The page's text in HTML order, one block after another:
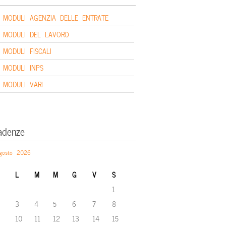
MODULI AGENZIA DELLE ENTRATE
MODULI DEL LAVORO
MODULI FISCALI
MODULI INPS
MODULI VARI
2026
L M M G V S
1
3 4 5 6 7
8
10 11 12 13 14
15